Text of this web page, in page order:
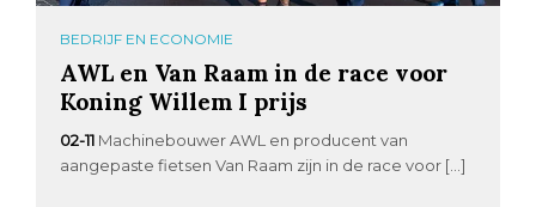
BEDRIJF EN ECONOMIE
AWL en Van Raam in de race voor
Koning Willem I prijs
02-11 Machinebouwer AWL en producent van
aangepaste fietsen Van Raam zijn in de race voor […]